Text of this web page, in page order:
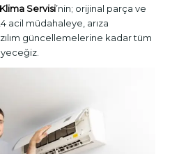
Servisi’nin; orijinal parça ve
acil müdahaleye, arıza
güncellemelerine kadar tüm